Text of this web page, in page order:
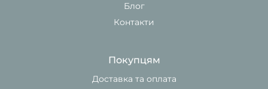
Блог
Контакти
Покупцям
Доставка та оплата